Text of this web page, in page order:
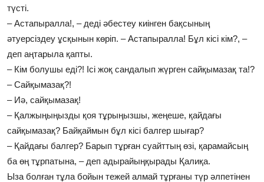
түсті.
– Астапыралла!, – деді әбестеу киінген бақсының
әтуерсіздеу ұсқынын көріп. – Астапыралла! Бұл кісі кім?, –
деп аңтарыла қапты.
– Кім болушы еді?! Ісі жоқ сандалып жүрген сайқымазақ та!?
– Сайқымазақ?!
– Иә, сайқымазақ!
– Қалжыңыңызды қоя тұрыңызшы, жеңеше, қайдағы
сайқымазақ? Байқаймын бұл кісі балгер шығар?
– Қайдағы балгер? Барып тұрған суайттың өзі, қарамайсың
ба өң тұрпатына, – деп адырайыңқырады Қалиқа.
Ыза болған тұла бойын тежей алмай тұрғаны түр әлпетінен